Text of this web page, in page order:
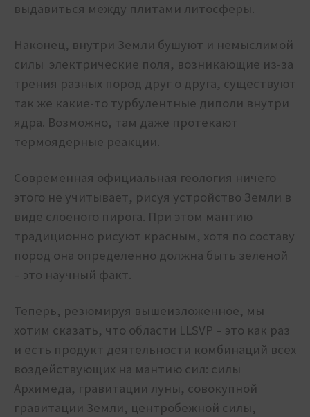
выдавиться между плитами литосферы.
Наконец, внутри Земли бушуют и немыслимой
силы электрические поля, возникающие из-за
трения разных пород друг о друга, существуют
так же какие-то турбулентные диполи внутри
ядра. Возможно, там даже протекают
термоядерные реакции.
Современная официальная геология ничего
этого не учитывает, рисуя устройство Земли в
виде слоеного пирога. При этом мантию
традиционно рисуют красным, хотя по составу
пород она определенно должна быть зеленой
– это научный факт.
Теперь, резюмируя вышеизложенное, мы
хотим сказать, что области LLSVP – это как раз
и есть продукт деятельности комбинаций всех
воздействующих на мантию сил: силы
Архимеда, гравитации луны, совокупной
гравитации Земли, центробежной силы,